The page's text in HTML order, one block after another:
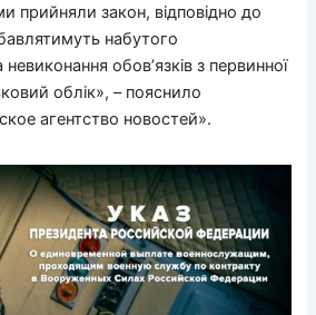
прийняли закон, відповідно до
набутого
обов’язків з первинної
облік», – пояснило
агентство новостей».